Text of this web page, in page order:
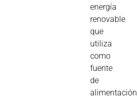
energía
renovable
que
utiliza
como
fuente
de
alimentación